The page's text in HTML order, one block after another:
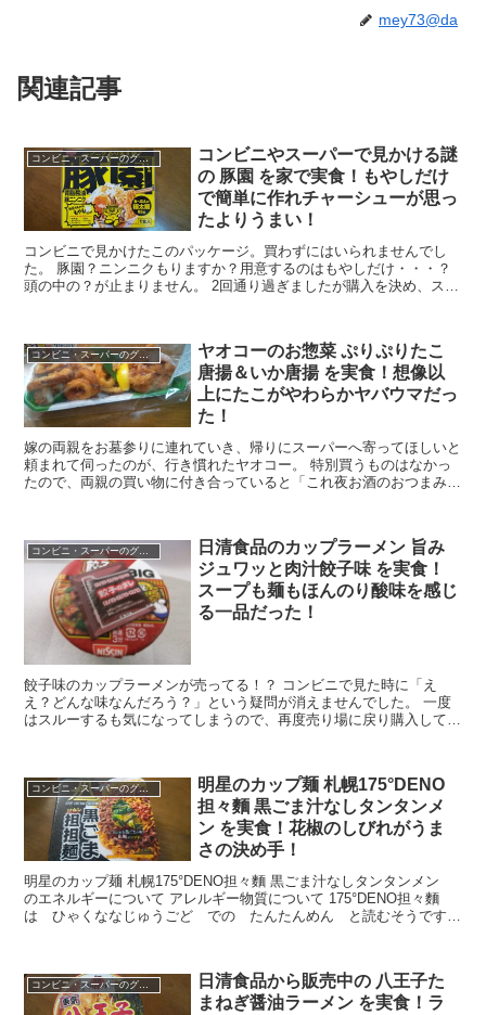
mey73@da
関連記事
コンビニ・スーパーのグルメ
コンビニやスーパーで見かける謎
の 豚園 を家で実食！もやしだけ
で簡単に作れチャーシューが思っ
たよりうまい！
コンビニで見かけたこのパッケージ。買わずにはいられませんでし
た。 豚園？ニンニクもりますか？用意するのはもやしだけ・・・？
頭の中の？が止まりません。 2回通り過ぎましたが購入を決め、スー
コンビニ・スーパーのグルメ
ヤオコーのお惣菜 ぷりぷりたこ
唐揚＆いか唐揚 を実食！想像以
上にたこがやわらかヤバウマだっ
た！
嫁の両親をお墓参りに連れていき、帰りにスーパーへ寄ってほしいと
頼まれて伺ったのが、行き慣れたヤオコー。 特別買うものはなかっ
たので、両親の買い物に付き合っていると「これ夜お酒のおつまみ
コンビニ・スーパーのグルメ
日清食品のカップラーメン 旨み
ジュワッと肉汁餃子味 を実食！
スープも麺もほんのり酸味を感じ
る一品だった！
餃子味のカップラーメンが売ってる！？ コンビニで見た時に「え
え？どんな味なんだろう？」という疑問が消えませんでした。 一度
はスルーするも気になってしまうので、再度売り場に戻り購入して食
コンビニ・スーパーのグルメ
明星のカップ麺 札幌175°DENO
担々麵 黒ごま汁なしタンタンメ
ン を実食！花椒のしびれがうま
さの決め手！
明星のカップ麺 札幌175°DENO担々麵 黒ごま汁なしタンタンメン
のエネルギーについて アレルギー物質について 175°DENO担々麵
は ひゃくななじゅうごど での たんたんめん と読むそうです。
コンビニ・スーパーのグルメ
日清食品から販売中の 八王子た
まねぎ醤油ラーメン を実食！ラ